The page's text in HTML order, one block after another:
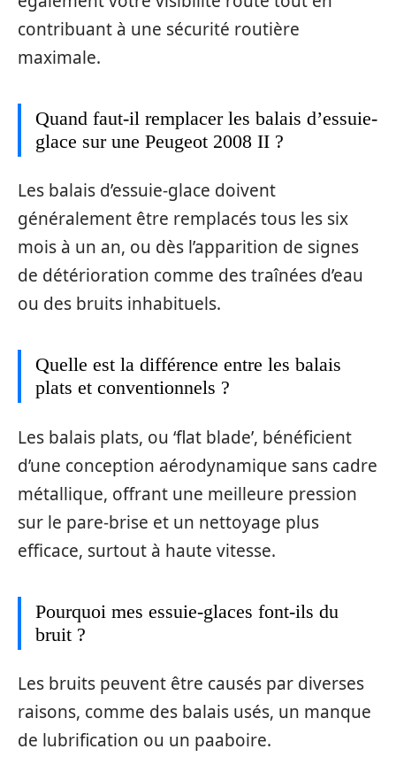
contribuant à une sécurité routière
maximale.
Quand faut-il remplacer les balais d’essuie-
glace sur une Peugeot 2008 II ?
Les balais d’essuie-glace doivent
généralement être remplacés tous les six
mois à un an, ou dès l’apparition de signes
de détérioration comme des traînées d’eau
ou des bruits inhabituels.
Quelle est la différence entre les balais
plats et conventionnels ?
Les balais plats, ou ‘flat blade’, bénéficient
d’une conception aérodynamique sans cadre
métallique, offrant une meilleure pression
sur le pare-brise et un nettoyage plus
efficace, surtout à haute vitesse.
Pourquoi mes essuie-glaces font-ils du
bruit ?
Les bruits peuvent être causés par diverses
raisons, comme des balais usés, un manque
de lubrification ou un paaboire.